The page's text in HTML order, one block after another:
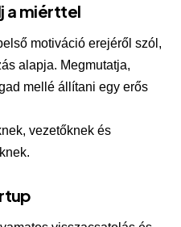
a miérttel
motiváció erejéről szól,
alapja. Megmutatja,
mellé állítani egy erős
vezetőknek és